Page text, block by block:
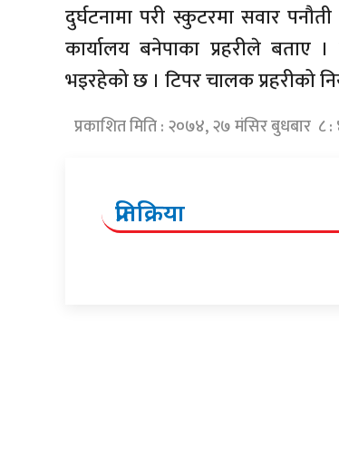
दुर्घटनामा परी स्कुटरमा सवार
कार्यालय बनेपाका प्रहरीले बताए
भइरहेको छ । टिपर चालक प्रहरीको
प्रकाशित मिति : २०७४, २७ मंसिर बुधबार ८
प्रतिक्रिया